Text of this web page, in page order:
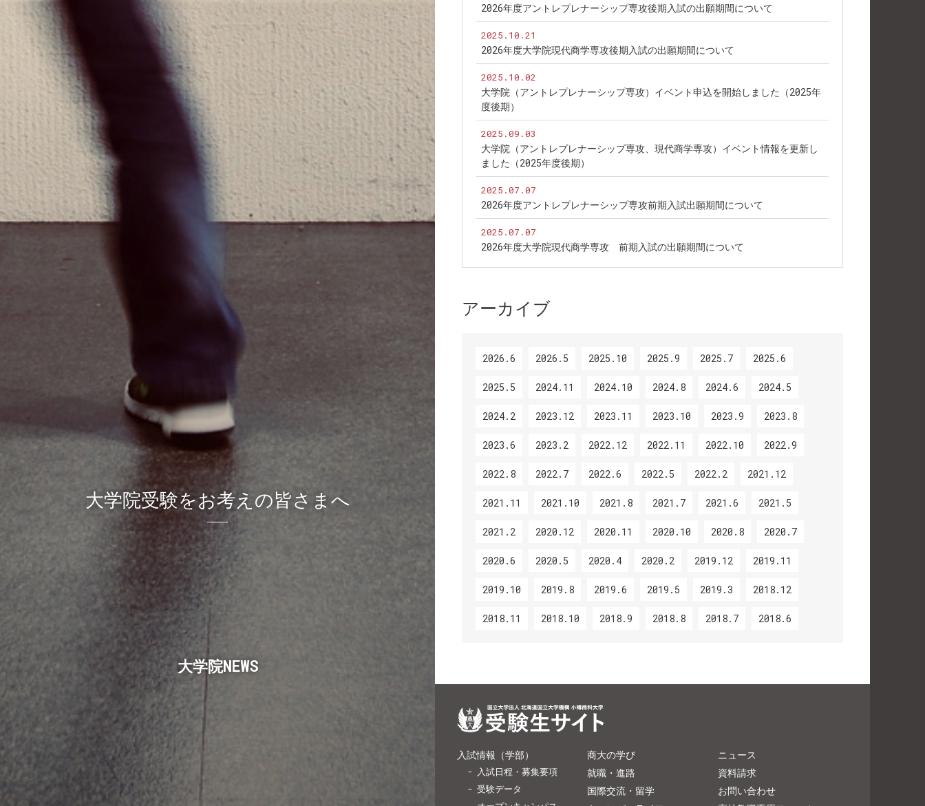
大学院受験をお考えの皆さまへ
大学院NEWS
2026年度アントレプレナーシップ専攻後期入試の出願期間について
2025.10.21
2026年度大学院現代商学専攻後期入試の出願期間について
2025.10.02
大学院（アントレプレナーシップ専攻）イベント申込を開始しました（2025年
度後期）
2025.09.03
大学院（アントレプレナーシップ専攻、現代商学専攻）イベント情報を更新し
ました（2025年度後期）
2025.07.07
2026年度アントレプレナーシップ専攻前期入試出願期間について
2025.07.07
2026年度大学院現代商学専攻 前期入試の出願期間について
アーカイブ
2026.6 2026.5 2025.10 2025.9 2025.7 2025.6
2025.5 2024.11 2024.10 2024.8 2024.6 2024.5
2024.2 2023.12 2023.11 2023.10 2023.9 2023.8
2023.6 2023.2 2022.12 2022.11 2022.10 2022.9
2022.8 2022.7 2022.6 2022.5 2022.2 2021.12
2021.11 2021.10 2021.8 2021.7 2021.6 2021.5
2021.2 2020.12 2020.11 2020.10 2020.8 2020.7
2020.6 2020.5 2020.4 2020.2 2019.12 2019.11
2019.10 2019.8 2019.6 2019.5 2019.3 2018.12
2018.11 2018.10 2018.9 2018.8 2018.7 2018.6
入試情報（学部）
入試日程・募集要項
受験データ
商大の学び
就職・進路
国際交流・留学
ニュース
資料請求
お問い合わせ